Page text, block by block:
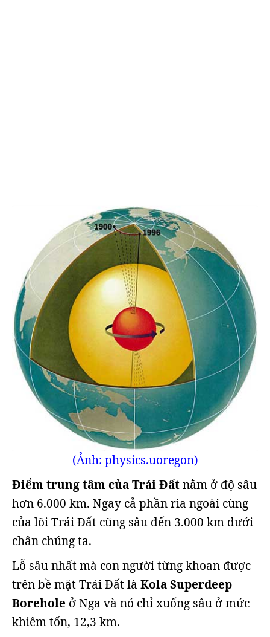
(Ảnh: physics.uoregon)
Điểm trung tâm của Trái Đấtnằm ở độ sâu
hơn 6.000 km. Ngay cả phần rìa ngoài cùng
của lõi Trái Đất cũng sâu đến 3.000 km dưới
chân chúng ta.
Lỗ sâu nhất mà con người từng khoan được
trên bề mặt Trái Đất là Kola Superdeep
Borehole ở Nga và nó chỉ xuống sâu ở mức
khiêm tốn, 12,3 km.